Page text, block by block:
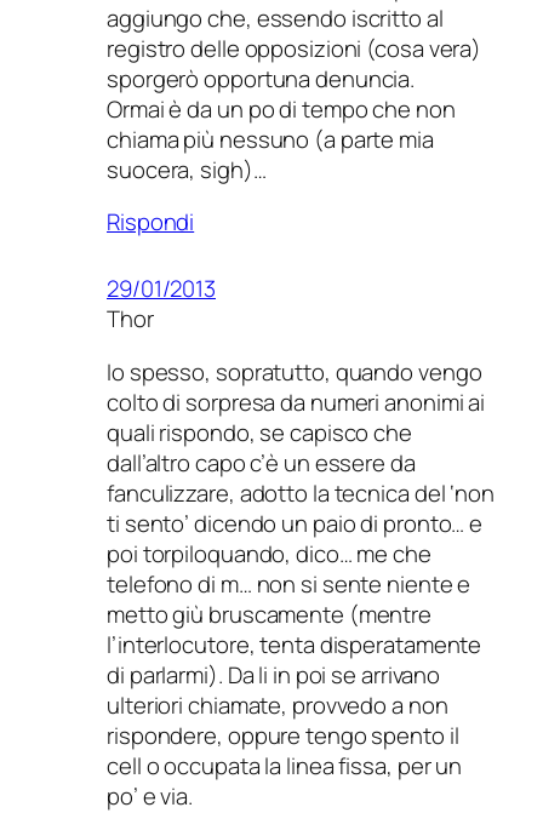
aggiungo che, essendo iscritto al
registro delle opposizioni (cosa vera)
sporgerò opportuna denuncia.
Ormai è da un po di tempo che non
chiama più nessuno (a parte mia
suocera, sigh)…
Rispondi
29/01/2013
Thor
Io spesso, sopratutto, quando vengo
colto di sorpresa da numeri anonimi ai
quali rispondo, se capisco che
dall’altro capo c’è un essere da
fanculizzare, adotto la tecnica del ‘non
ti sento’ dicendo un paio di pronto… e
poi torpiloquando, dico… me che
telefono di m… non si sente niente e
metto giù bruscamente (mentre
l’interlocutore, tenta disperatamente
di parlarmi). Da li in poi se arrivano
ulteriori chiamate, provvedo a non
rispondere, oppure tengo spento il
cell o occupata la linea fissa, per un
po’ e via.